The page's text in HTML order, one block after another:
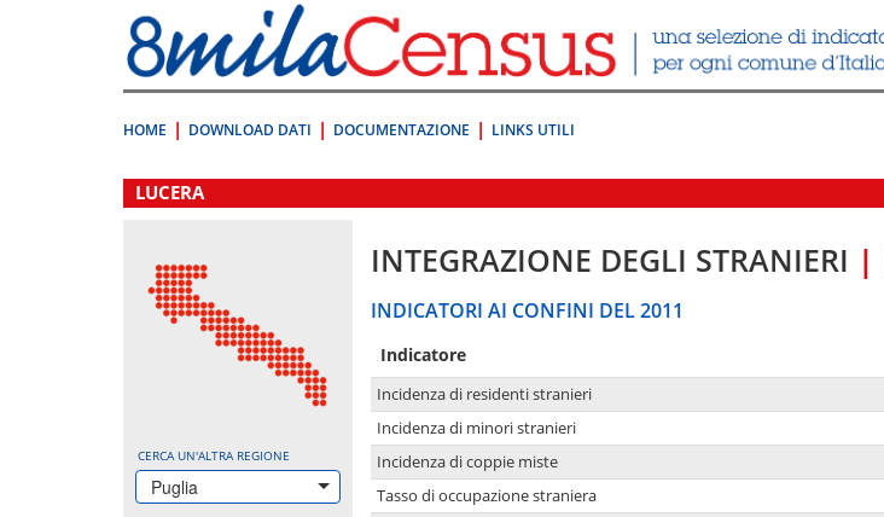
direttamente
a:
Contenuto
HOME DOWNLOAD DATI DOCUMENTAZIONE LINKS UTILI
LUCERA
CERCA UN'ALTRA REGIONE
Puglia
INTEGRAZIONE DEGLI STRANIERI |
INDICATORI AI CONFINI DEL 2011
Indicatore
Incidenza di residenti stranieri
Incidenza di minori stranieri
Incidenza di coppie miste
Tasso di occupazione straniera